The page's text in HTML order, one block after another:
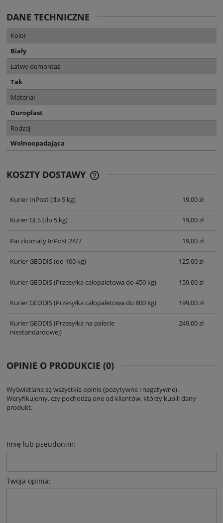
DANE TECHNICZNE
Kolor
Biały
Łatwy demontaż
Tak
Materiał
Duroplast
Rodzaj
Wolnoopadająca
KOSZTY DOSTAWY
Kurier InPost(do 5 kg) 19,00 zł
Kurier GLS(do 5 kg) 19,00 zł
Paczkomaty InPost 24/7 19,00 zł
Kurier GEODIS(do 100 kg) 125,00 zł
Kurier GEODIS(Przesyłka całopaletowa do 450 kg) 159,00 zł
Kurier GEODIS(Przesyłka całopaletowa do 800 kg) 199,00 zł
Kurier GEODIS(Przesyłka na palecie
niestandardowej)
249,00 zł
OPINIE O PRODUKCIE (0)
Wyświetlane są wszystkie opinie (pozytywne i negatywne).
Weryfikujemy, czy pochodzą one od klientów, którzy kupili dany
produkt.
Imię lub pseudonim:
Twoja opinia: